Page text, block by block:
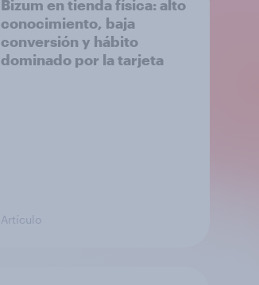
Bizum en tienda física: alto
conocimiento, baja
conversión y hábito
dominado por la tarjeta
Artículo